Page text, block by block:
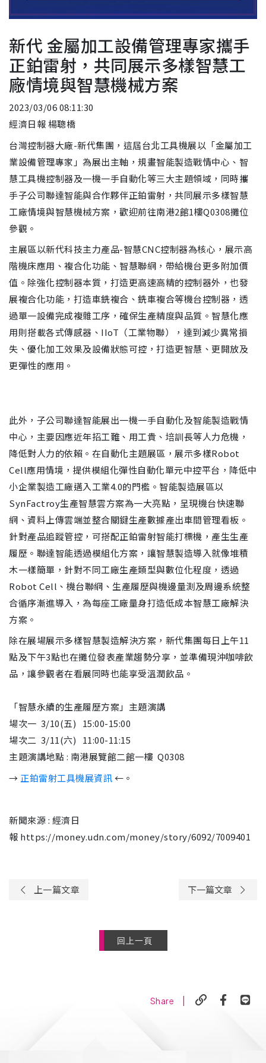
新代 金屬加工設備管理專家攜手
正鉑雷射，共同展示多樣智慧工
廠情境與智慧機械方案
2023/03/06 08:11:30
經濟日報 楊聰橋
台灣控制器大廠-新代集團，這屆台北工具機展以「金屬加工
業設備管理專家」為展出主軸，規畫智能製造戰情中心、智
慧工具機控制器及一機一手自動化等三大主題領域，同時攜
手子公司聯達智能與合作夥伴正鉑雷射，共同展示多樣智慧
工廠情境與智慧機械方案，歡迎前往南港2館1樓Q0308攤位
參觀。
主展區以新代科技主力產品-智慧CNC控制器為核心，展示高
階機床應用、複合化功能、智慧聯網，帶給機台更多附加價
值。除強化控制器本質，打造更高速高精的控制器外，也發
展複合化功能，打造車銑複合、銑車複合等機台控制器，透
過單一設備完成複雜工序，確保生產精度與品質。智慧化應
用則搭載各式傳感器、IIoT（工業物聯），達到減少異常損
失、優化加工效果及設備狀態可控，打造更智慧、更開放及
更彈性的應用。
此外，子公司聯達智能展出一機一手自動化及智能製造戰情
中心，主要因應近年招工難、用工貴、培訓長等人力危機，
降低對人力的依賴。在自動化主題展區，展示多樣Robot
Cell應用情境，提供模組化彈性自動化單元中控平台，降低中
小企業製造工廠邁入工業4.0的門檻。智能製造展區以
SynFactroy生產智慧雲方案為一大亮點，呈現機台快速聯
網、資料上傳雲端並整合關鍵生產數據產出車間管理看板。
針對產品追蹤管控，可搭配正鉑雷射智能打標機，產生生產
履歷。聯達智能透過模組化方案，讓智慧製造導入就像堆積
木一樣簡單，針對不同工廠生產類型與數位化程度，透過
Robot Cell、機台聯網、生產履歷與機邊量測及周邊系統整
合循序漸進導入，為每座工廠量身打造低成本智慧工廠解決
方案。
除在展場展示多樣智慧製造解決方案，新代集團每日上午11
點及下午3點也在攤位發表產業趨勢分享，並準備現沖咖啡飲
品，讓參觀者在看展同時也能享受溫潤飲品。
「智慧永續的生產履歷方案」主題演講
場次一 3/10(五) 15:00-15:00
場次二 3/11(六) 11:00-11:15
主題演講地點 : 南港展覽館二館一樓 Q0308
→ 正鉑雷射工具機展資訊←。
新聞來源 : 經濟日
報 https://money.udn.com/money/story/6092/7009401
上一篇文章 下一篇文章
回上一頁
Share